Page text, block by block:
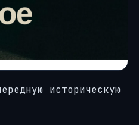
историческую